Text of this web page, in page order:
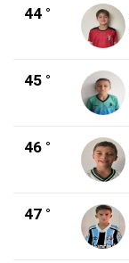
44 °
45 °
46 °
47 °